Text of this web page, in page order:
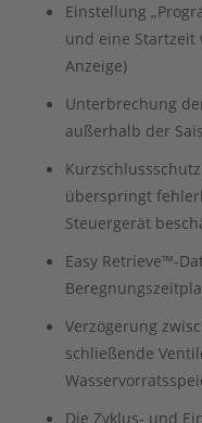
Einstellung
und eine Startzeit
Anzeige)
Unterbrechung
außerhalb der
überspringt
Steuergerät
Easy Retrieve™-
Verzögerung
schließende
Die Zyklus- und